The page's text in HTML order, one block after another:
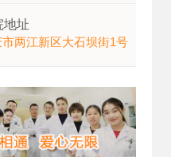
地址
两江新区大石坝街1号